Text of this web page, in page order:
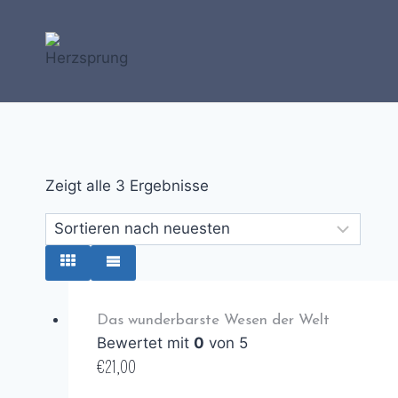
springen
Zeigt alle 3 Ergebnisse
Das wunderbarste Wesen der Welt
Bewertet mit 0 von 5
€21,00